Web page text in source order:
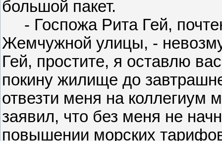
большой пакет.
- Госпожа Рита Гей,
Жемчужной улицы, -
Гей, простите, я оставлю
покину жилище до
отвезти меня на коллегиум
заявил, что без меня не
повышении морских